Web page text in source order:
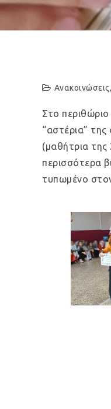
Ανακοινώσεις,
Στο
“αστέρια”
(μαθήτρια της
περισσότερα
τυπωμένο